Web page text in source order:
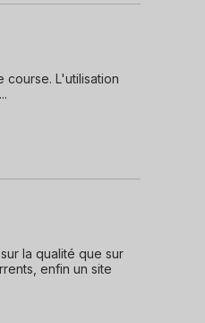
course. L'utilisation
la qualité que sur
enfin un site